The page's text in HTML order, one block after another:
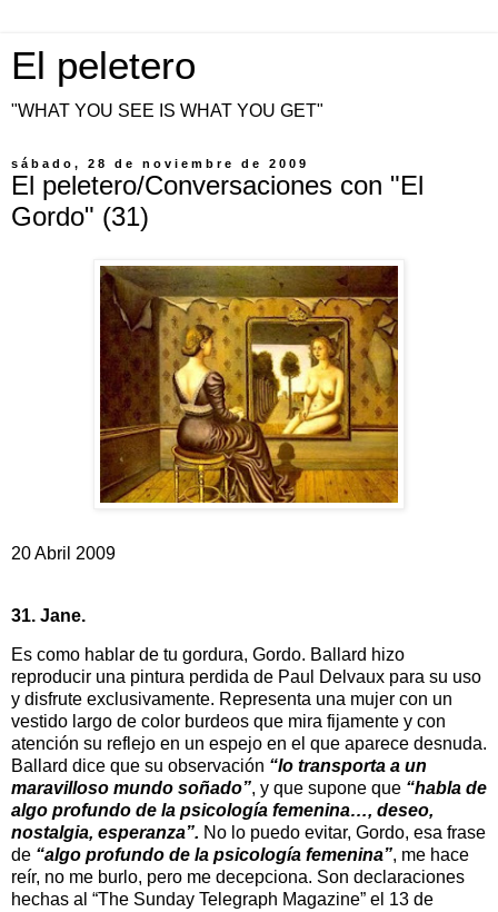
El peletero
"WHAT YOU SEE IS WHAT YOU GET"
sábado, 28 de noviembre de 2009
El peletero/Conversaciones con "El
Gordo" (31)
20 Abril 2009
31. Jane.
Es como hablar de tu gordura, Gordo. Ballard hizo
reproducir una pintura perdida de Paul Delvaux para su uso
y disfrute exclusivamente. Representa una mujer con un
vestido largo de color burdeos que mira fijamente y con
atención su reflejo en un espejo en el que aparece desnuda.
Ballard dice que su observación “lo transporta a un
maravilloso mundo soñado”, y que supone que “habla de
algo profundo de la psicología femenina…, deseo,
nostalgia, esperanza”. No lo puedo evitar, Gordo, esa frase
de “algo profundo de la psicología femenina”, me hace
reír, no me burlo, pero me decepciona. Son declaraciones
hechas al “The Sunday Telegraph Magazine” el 13 de